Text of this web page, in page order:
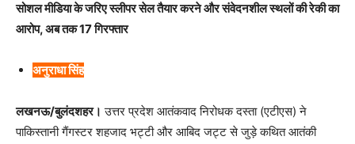
सोशल मीडिया के जरिए स्लीपर सेल तैयार करने और संवेदनशील स्थलों की रेकी का
आरोप, अब तक 17 गिरफ्तार
अनुराधा सिंह
लखनऊ/बुलंदशहर। उत्तर प्रदेश आतंकवाद निरोधक दस्ता (एटीएस) ने
पाकिस्तानी गैंगस्टर शहजाद भट्टी और आबिद जट्ट से जुड़े कथित आतंकी